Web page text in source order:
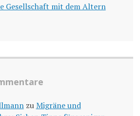
Gesellschaft mit dem Altern
zuMigräne und